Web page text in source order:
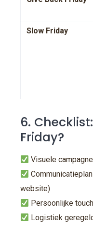
Slow Friday
6.
Friday?
Visuele
website)
Persoonlijke
Logistiek